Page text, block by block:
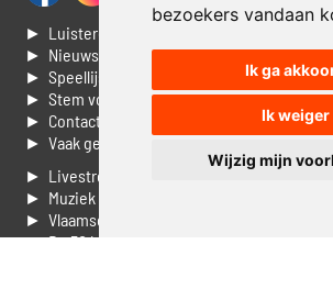
bezoekers vandaan
Ik ga
Ik weiger
Wijzig mijn
► Luisteren naar Jouwradio
► Nieuws
► Speellijst
► Stem voor de Dag top 3
► Contacteer ons
► Vaak gestelde vragen
► Livestream informatie
► Muziek opzoeken
► Vlaamse 100 Aller tijden
► De 50 beste van...